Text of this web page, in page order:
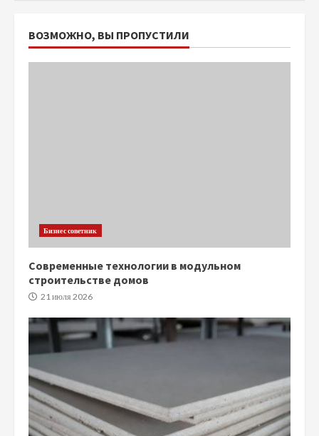
ВОЗМОЖНО, ВЫ ПРОПУСТИЛИ
Бизнес советник
Современные технологии в модульном
строительстве домов
21 июля 2026